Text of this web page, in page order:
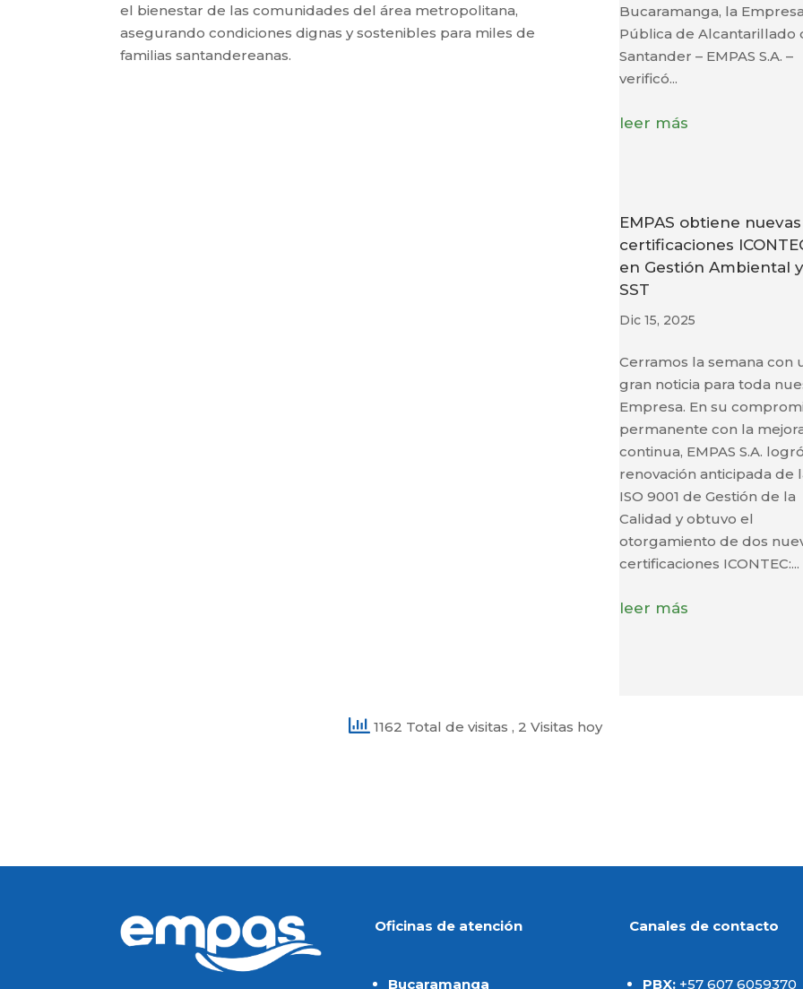
el bienestar de las comunidades del área metropolitana,
asegurando condiciones dignas y sostenibles para miles de
familias santandereanas.
Bucaramanga, la
Pública de Alcantarillado
Santander – EMPAS S.A. –
verificó...
leer más
EMPAS obtiene nuevas
certificaciones
en Gestión Ambiental
SST
Dic 15, 2025
Cerramos la semana con
gran noticia para toda
Empresa. En su
permanente con la
continua, EMPAS S.A.
renovación anticipada de
ISO 9001 de Gestión de la
Calidad y obtuvo el
otorgamiento de dos
certificaciones ICONTEC:...
leer más
1162 Total de visitas , 2 Visitas hoy
Oficinas de atención
Bucaramanga
Canales de contacto
PBX:+57 607 6059370